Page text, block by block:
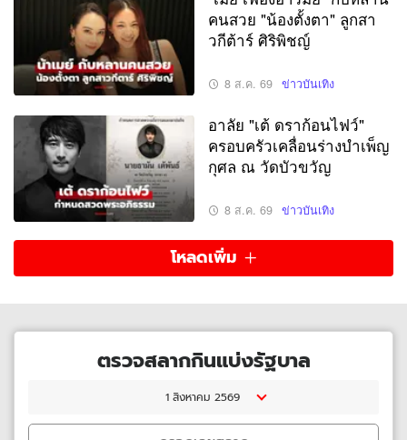
คนสวย "น้องตั้งตา" ลูกสา
วกีต้าร์ ศิริพิชญ์
8 ส.ค. 69 ข่าวบันเทิง
อาลัย "เต้ ดราก้อนไฟว์"
ครอบครัวเคลื่อนร่างบำเพ็ญ
กุศล ณ วัดบัวขวัญ
8 ส.ค. 69 ข่าวบันเทิง
โหลดเพิ่ม
ตรวจสลากกินแบ่งรัฐบาล
1 สิงหาคม 2569